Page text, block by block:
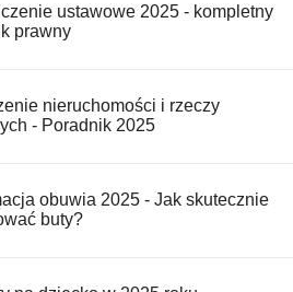
ustawowe 2025 - kompletny
prawny
nieruchomości i rzeczy
- Poradnik 2025
obuwia 2025 - Jak skutecznie
buty?